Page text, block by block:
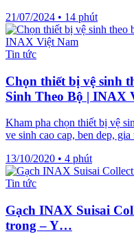
21/07/2024 • 14 phút
Tin tức
Chọn thiết bị vệ sinh
Sinh Theo Bộ | INAX
Kham pha chọn thiết bị vệ
ve sinh cao cap, ben dep,
13/10/2020 • 4 phút
Tin tức
Gạch INAX Suisai
trong – Y…